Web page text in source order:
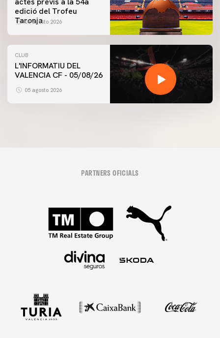
edició del Trofeu
Taronja
06 agosto 2026
CLUB
L'INFORMATIU DEL
VALENCIA CF - 05/08/26
05 agosto 2026
PARTNERS OFICIALS